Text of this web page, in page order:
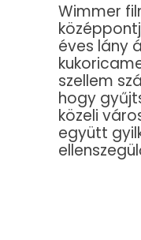
Wimmer
éves lány
szellem
hogy
közeli
együtt